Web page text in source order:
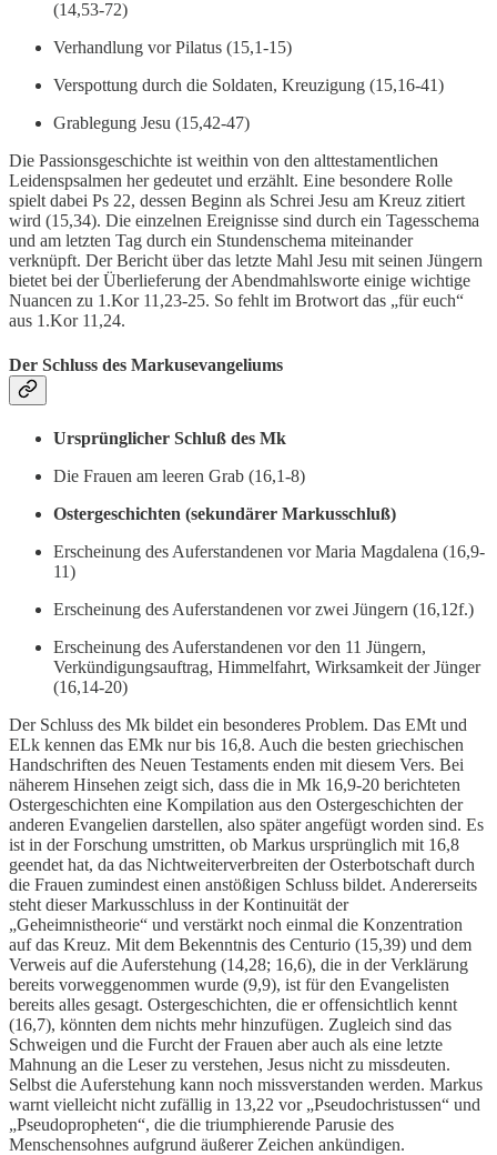
(14,53-72)
Verhandlung vor Pilatus (15,1-15)
Verspottung durch die Soldaten, Kreuzigung (15,16-41)
Grablegung Jesu (15,42-47)
Die Passionsgeschichte ist weithin von den alttestamentlichen
Leidenspsalmen her gedeutet und erzählt. Eine besondere Rolle
spielt dabei Ps 22, dessen Beginn als Schrei Jesu am Kreuz zitiert
wird (15,34). Die einzelnen Ereignisse sind durch ein Tagesschema
und am letzten Tag durch ein Stundenschema miteinander
verknüpft. Der Bericht über das letzte Mahl Jesu mit seinen Jüngern
bietet bei der Überlieferung der Abendmahlsworte einige wichtige
Nuancen zu 1.Kor 11,23-25. So fehlt im Brotwort das „für euch“
aus 1.Kor 11,24.
Der Schluss des Markusevangeliums
Ursprünglicher Schluß des Mk
Die Frauen am leeren Grab (16,1-8)
Ostergeschichten (sekundärer Markusschluß)
Erscheinung des Auferstandenen vor Maria Magdalena (16,9-
11)
Erscheinung des Auferstandenen vor zwei Jüngern (16,12f.)
Erscheinung des Auferstandenen vor den 11 Jüngern,
Verkündigungsauftrag, Himmelfahrt, Wirksamkeit der Jünger
(16,14-20)
Der Schluss des Mk bildet ein besonderes Problem. Das EMt und
ELk kennen das EMk nur bis 16,8. Auch die besten griechischen
Handschriften des Neuen Testaments enden mit diesem Vers. Bei
näherem Hinsehen zeigt sich, dass die in Mk 16,9-20 berichteten
Ostergeschichten eine Kompilation aus den Ostergeschichten der
anderen Evangelien darstellen, also später angefügt worden sind. Es
ist in der Forschung umstritten, ob Markus ursprünglich mit 16,8
geendet hat, da das Nichtweiterverbreiten der Osterbotschaft durch
die Frauen zumindest einen anstößigen Schluss bildet. Andererseits
steht dieser Markusschluss in der Kontinuität der
„Geheimnistheorie“ und verstärkt noch einmal die Konzentration
auf das Kreuz. Mit dem Bekenntnis des Centurio (15,39) und dem
Verweis auf die Auferstehung (14,28; 16,6), die in der Verklärung
bereits vorweggenommen wurde (9,9), ist für den Evangelisten
bereits alles gesagt. Ostergeschichten, die er offensichtlich kennt
(16,7), könnten dem nichts mehr hinzufügen. Zugleich sind das
Schweigen und die Furcht der Frauen aber auch als eine letzte
Mahnung an die Leser zu verstehen, Jesus nicht zu missdeuten.
Selbst die Auferstehung kann noch missverstanden werden. Markus
warnt vielleicht nicht zufällig in 13,22 vor „Pseudochristussen“ und
„Pseudopropheten“, die die triumphierende Parusie des
Menschensohnes aufgrund äußerer Zeichen ankündigen.